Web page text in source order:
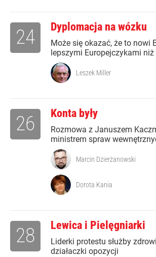
Dyplomacja na wózku
Może się okazać, że to nowi
lepszymi Europejczykami niż
24
Leszek Miller
Konta były
Rozmowa z Januszem
ministrem spraw
26
Marcin Dzierżanowski
Dorota Kania
Lewica i Pielęgniarki
Liderki protestu służby
działaczki opozycji
28